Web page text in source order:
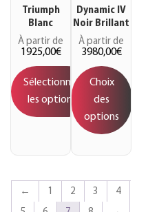
Triumph
Blanc
À partir de
1925,00€
Sélectionner
les options
Dynamic IV
Noir Brillant
À partir de
3980,00€
Choix
des
options
← 1 2 3
4